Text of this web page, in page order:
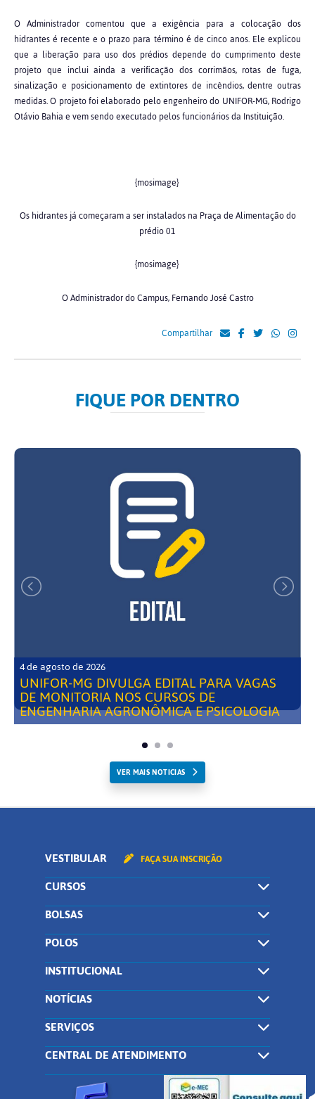
O Administrador comentou que a exigência para a colocação dos
hidrantes é recente e o prazo para término é de cinco anos. Ele explicou
que a liberação para uso dos prédios depende do cumprimento deste
projeto que inclui ainda a verificação dos corrimãos, rotas de fuga,
sinalização e posicionamento de extintores de incêndios, dentre outras
medidas. O projeto foi elaborado pelo engenheiro do UNIFOR-MG, Rodrigo
Otávio Bahia e vem sendo executado pelos funcionários da Instituição.
{mosimage}
Os hidrantes já começaram a ser instalados na Praça de Alimentação do
prédio 01
{mosimage}
O Administrador do Campus, Fernando José Castro
Compartilhar
FIQUE POR DENTRO
4 de agosto de 2026
UNIFOR-MG DIVULGA EDITAL PARA VAGAS
DE MONITORIA NOS CURSOS DE
ENGENHARIA AGRONÔMICA E PSICOLOGIA
VER MAIS NOTICIAS
VESTIBULAR FAÇA SUA INSCRIÇÃO
CURSOS
BOLSAS
POLOS
INSTITUCIONAL
NOTÍCIAS
SERVIÇOS
CENTRAL DE ATENDIMENTO